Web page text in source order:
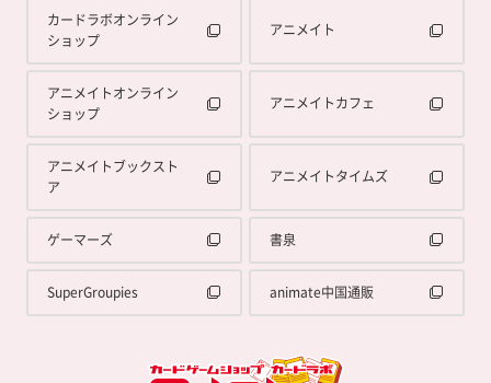
カードラボオンライン
ショップ
アニメイト
アニメイトオンライン
ショップ
アニメイトカフェ
アニメイトブックスト
ア
アニメイトタイムズ
ゲーマーズ 書泉
SuperGroupies animate中国通販